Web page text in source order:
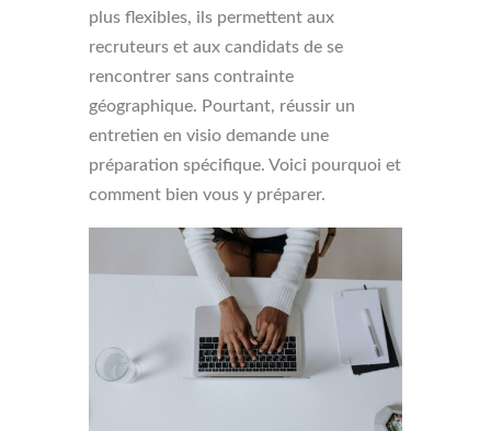
plus flexibles, ils permettent aux
recruteurs et aux candidats de se
rencontrer sans contrainte
géographique. Pourtant, réussir un
entretien en visio demande une
préparation spécifique. Voici pourquoi et
comment bien vous y préparer.